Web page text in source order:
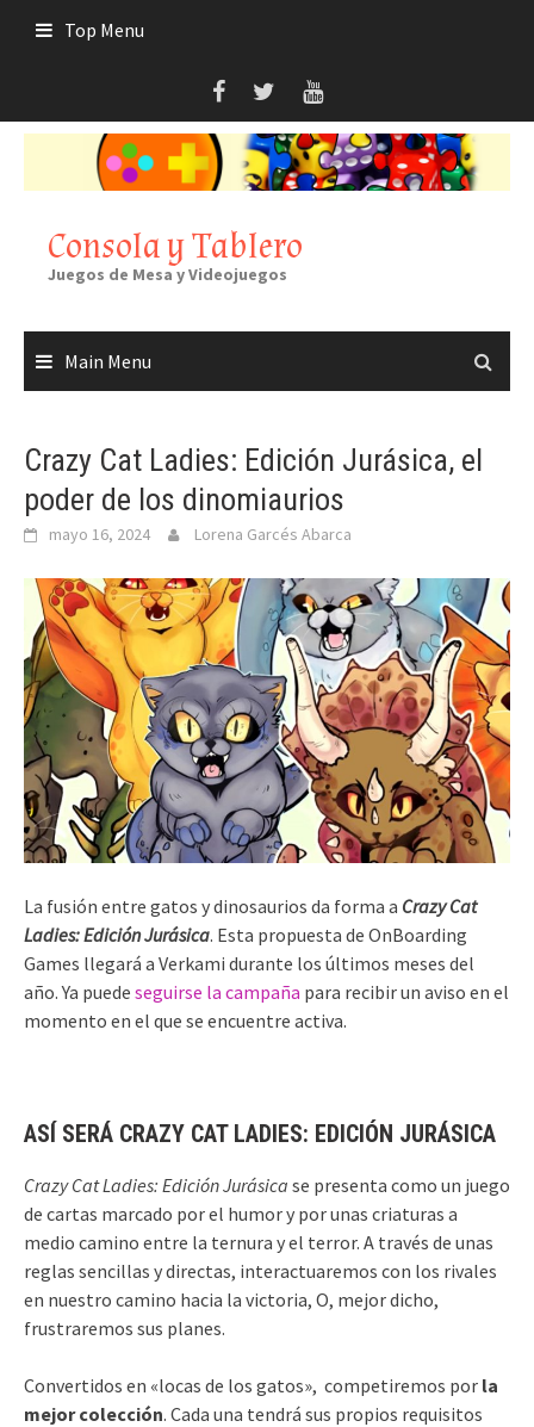
Top Menu
Consola y Tablero
Juegos de Mesa y Videojuegos
Main Menu
Crazy Cat Ladies: Edición Jurásica, el
poder de los dinomiaurios
mayo 16, 2024 Lorena Garcés Abarca
La fusión entre gatos y dinosaurios da forma a Crazy Cat
Ladies: Edición Jurásica. Esta propuesta de OnBoarding
Games llegará a Verkami durante los últimos meses del
año. Ya puede seguirse la campaña para recibir un aviso en el
momento en el que se encuentre activa.
ASÍ SERÁ CRAZY CAT LADIES: EDICIÓN JURÁSICA
Crazy Cat Ladies: Edición Jurásica se presenta como un juego
de cartas marcado por el humor y por unas criaturas a
medio camino entre la ternura y el terror. A través de unas
reglas sencillas y directas, interactuaremos con los rivales
en nuestro camino hacia la victoria, O, mejor dicho,
frustraremos sus planes.
Convertidos en «locas de los gatos», competiremos por la
mejor colección. Cada una tendrá sus propios requisitos